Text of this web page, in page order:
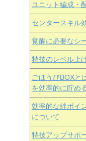
ユニット編成・
センタースキル
覚醒に必要なシ
特技のレベル上
ごほうびBOXと
を効率的に貯め
効率的な絆ポイ
について
特技アップサポ